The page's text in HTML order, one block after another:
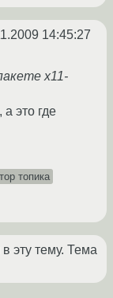
14:45:27
x11-
это где
топика
эту тему. Тема